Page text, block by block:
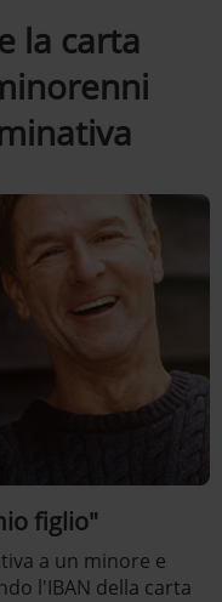
la carta
figlio"
a un minore e
l'IBAN della carta